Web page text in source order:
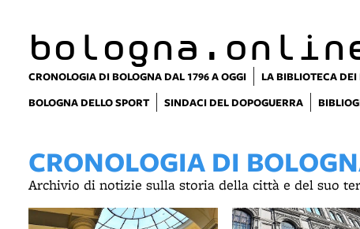
CRONOLOGIA DI BOLOGNA DAL 1796 A OGGI LA BIBLIOTECA
BOLOGNA DELLO SPORT
SINDACI DEL DOPOGUERRA
CRONOLOGIA DI
Archivio di notizie sulla storia della città e del suo